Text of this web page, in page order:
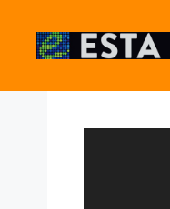
content